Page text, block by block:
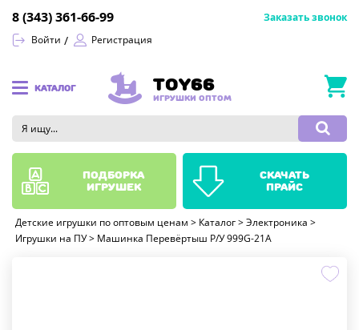
Войти Регистрация
8 (343) 361-66-99 Заказать звонок
КАТАЛОГ TOY66
ИГРУШКИ ОПТОМ
Детские игрушки по оптовым ценам > Каталог > Электроника >
Игрушки на ПУ> Машинка Перевёртыш Р/У 999G-21A
подборка
игрушек
скачать
прайс